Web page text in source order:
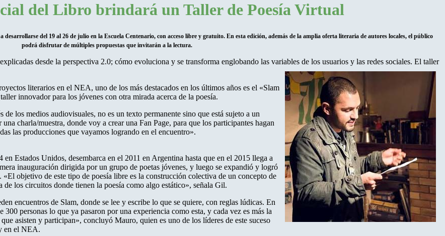
del Libro brindará un Taller de Poesía Virtual
del 19 al 26 de julio en la Escuela Centenario, con acceso libre y gratuito. En esta edición, además de la amplia oferta literaria de autores locales, el público
podrá disfrutar de múltiples propuestas que invitarán a la lectura.
desde la perspectiva 2.0; cómo evoluciona y se transforma englobando las variables de los usuarios y las redes sociales. El taller
literarios en el NEA, uno de los más destacados en los últimos años es el «Slam
innovador para los jóvenes con otra mirada acerca de la poesía.
los medios audiovisuales, no es un texto permanente sino que está sujeto a un
charla/muestra, donde voy a crear una Fan Page, para que los participantes hagan
las producciones que vayamos logrando en el encuentro».
en Estados Unidos, desembarca en el 2011 en Argentina hasta que en el 2015 llega a
inauguración dirigida por un grupo de poetas jóvenes, y luego se expandió y logró
objetivo de este tipo de poesía libre es la construcción colectiva de un concepto de
de los circuitos donde tienen la poesía como algo estático», señala Gil.
encuentros de Slam, donde se lee y escribe lo que se quiere, con reglas lúdicas. En
300 personas lo que ya pasaron por una experiencia como esta, y cada vez es más la
asisten y participan», concluyó Mauro, quien es uno de los líderes de este suceso
en el NEA.